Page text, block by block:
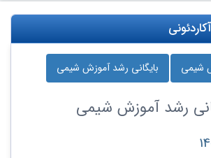
شیمی بایگانی رشد آموزش شیمی
رشد آموزش شیمی